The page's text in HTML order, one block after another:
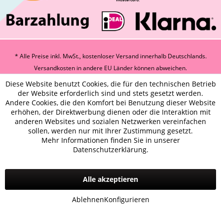
* Alle Preise inkl. MwSt., kostenloser Versand innerhalb Deutschlands.
Versandkosten in andere EU Länder können abweichen.
Diese Website benutzt Cookies, die für den technischen Betrieb
der Website erforderlich sind und stets gesetzt werden.
Andere Cookies, die den Komfort bei Benutzung dieser Website
erhöhen, der Direktwerbung dienen oder die Interaktion mit
anderen Websites und sozialen Netzwerken vereinfachen
sollen, werden nur mit Ihrer Zustimmung gesetzt.
Mehr Informationen finden Sie in unserer
Datenschutzerklärung.
Alle akzeptieren
AblehnenKonfigurieren